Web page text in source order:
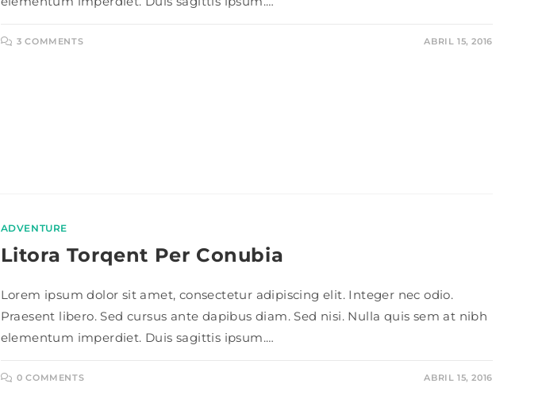
3 COMMENTS ABRIL 15, 2016
ADVENTURE
Litora Torqent Per Conubia
Lorem ipsum dolor sit amet, consectetur adipiscing elit. Integer nec odio.
Praesent libero. Sed cursus ante dapibus diam. Sed nisi. Nulla quis sem at nibh
elementum imperdiet. Duis sagittis ipsum.…
0 COMMENTS ABRIL 15, 2016